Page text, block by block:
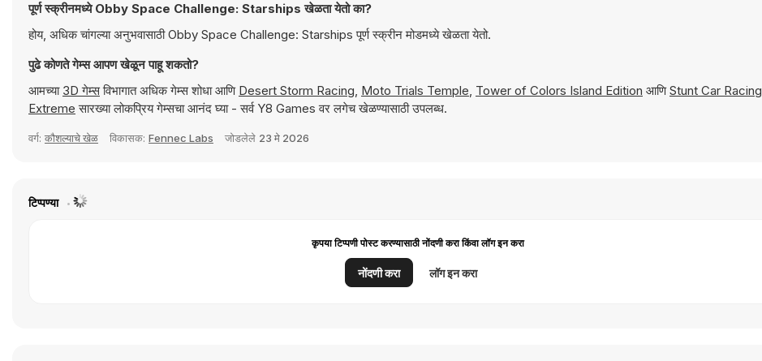
पूर्ण स्क्रीनमध्ये Obby Space Challenge: Starships खेळता येतो का?
होय, अधिक चांगल्या अनुभवासाठी Obby Space Challenge: Starships पूर्ण स्क्रीन मोडमध्ये खेळता येतो.
पुढे कोणते गेम्स आपण खेळून पाहू शकतो?
आमच्या 3D गेम्सविभागात अधिक गेम्स शोधा आणि Desert Storm Racing, Moto Trials Temple, Tower of Colors Island Edition आणिStunt Car Racing
Extreme सारख्या लोकप्रिय गेम्सचा आनंद घ्या - सर्व Y8 Games वर लगेच खेळण्यासाठी उपलब्ध.
वर्ग: कौशल्याचे खेळ विकासक: Fennec Labs जोडलेले 23 मे 2026
टिप्पण्या
कृपया टिप्पणी पोस्ट करण्यासाठी नोंदणी करा किंवा लॉग इन करा
नोंदणी करा लॉग इन करा